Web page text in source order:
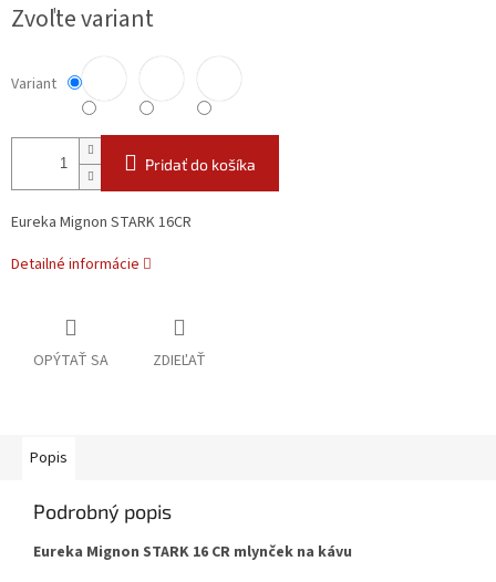
cena:
Zvoľte variant
Variant
Pridať do košíka
Eureka Mignon STARK 16CR
Detailné informácie
OPÝTAŤ SA ZDIEĽAŤ
Popis
Podrobný popis
Eureka Mignon STARK 16 CR mlynček na kávu